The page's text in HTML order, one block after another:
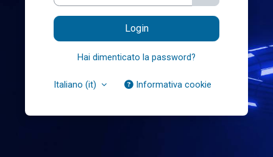
Login
Hai dimenticato la password?
Italiano ‎(it)‎ Informativa cookie